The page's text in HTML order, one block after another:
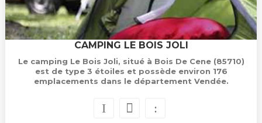
CAMPING LE BOIS JOLI
Le camping Le Bois Joli, situé à Bois De Cene (85710)
est de type 3 étoiles et possède environ 176
emplacements dans le département Vendée.